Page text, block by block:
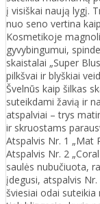
į visiškai naują lygį.
nuo seno vertina
Kosmetikoje
gyvybingumui,
skaistalai „Super
pilkšvai ir blyškiai
Švelnūs kaip šilkas
suteikdami žavią ir
atspalviai – trys
ir skruostams
Atspalvis Nr. 1 „Mat
Atspalvis Nr. 2
saulės nubučiuota,
įdegusi, atspalvis
šviesiai odai